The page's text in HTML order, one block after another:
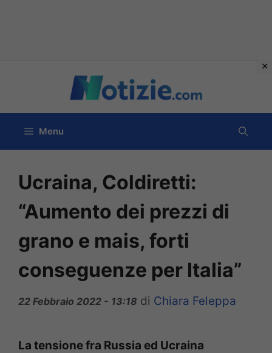
contenuto
Menu
Ucraina, Coldiretti:
“Aumento dei prezzi di
grano e mais, forti
conseguenze per Italia”
22 Febbraio 2022 - 13:18 di Chiara Feleppa
La tensione fra Russia ed Ucraina